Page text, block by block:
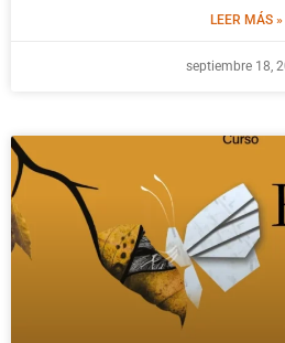
LEER MÁS »
septiembre 18,